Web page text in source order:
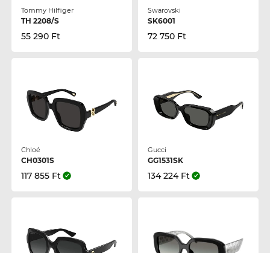
Tommy Hilfiger
TH 2208/S
55 290 Ft
Swarovski
SK6001
72 750 Ft
Chloé
CH0301S
117 855 Ft
Gucci
GG1531SK
134 224 Ft